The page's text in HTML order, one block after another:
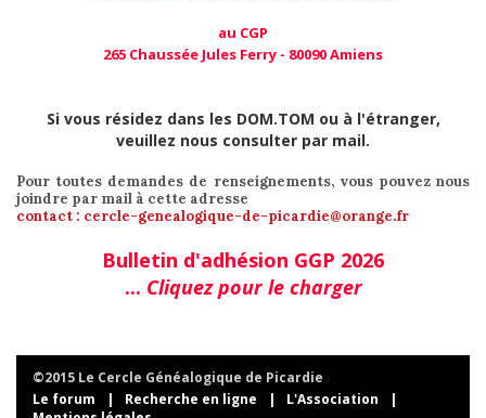
au CGP
265 Chaussée Jules Ferry - 80090 Amiens
Si vous résidez dans les DOM.TOM ou à l'étranger,
veuillez nous consulter par mail.
Pour toutes demandes de renseignements, vous pouvez nous
joindre par mail à cette adresse
contact : cercle-genealogique-de-picardie@orange.fr
Bulletin d'adhésion GGP 2026
... Cliquez pour le charger
©2015 Le Cercle Généalogique de Picardie
Le forum
| Recherche en ligne | L'Association
|